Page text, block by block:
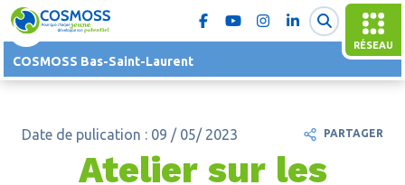
RÉSEAU
COSMOSS Bas-Saint-Laurent
Date de pulication : 09 / 05/ 2023
Atelier sur les
PARTAGER